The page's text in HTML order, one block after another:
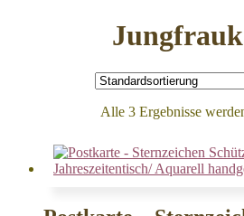
Alle 3 Ergebnisse